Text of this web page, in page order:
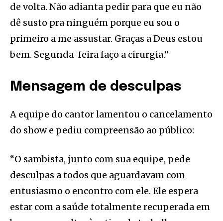
de volta. Não adianta pedir para que eu não
dê susto pra ninguém porque eu sou o
primeiro a me assustar. Graças a Deus estou
bem. Segunda-feira faço a cirurgia.”
Mensagem de desculpas
A equipe do cantor lamentou o cancelamento
do show e pediu compreensão ao público:
“O sambista, junto com sua equipe, pede
desculpas a todos que aguardavam com
entusiasmo o encontro com ele. Ele espera
estar com a saúde totalmente recuperada em